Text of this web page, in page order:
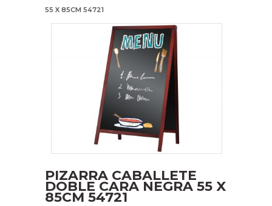
55 X 85CM 54721
PIZARRA CABALLETE
DOBLE CARA NEGRA 55 X
85CM 54721